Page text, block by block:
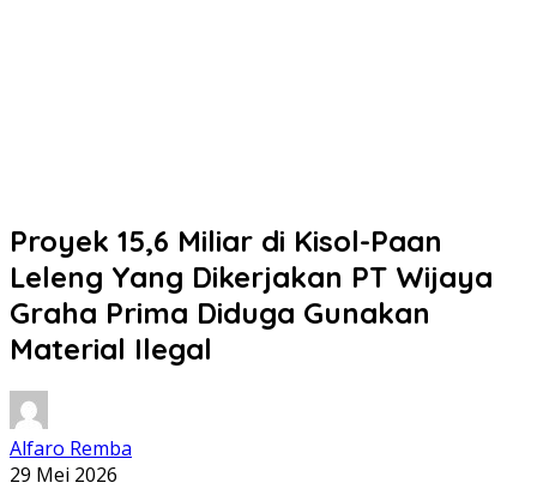
Proyek 15,6 Miliar di Kisol-Paan
Leleng Yang Dikerjakan PT Wijaya
Graha Prima Diduga Gunakan
Material Ilegal
Alfaro Remba
29 Mei 2026